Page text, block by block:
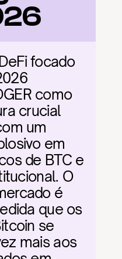
focado
como
crucial
um
em
de BTC e
O
é
que os
se
mais aos